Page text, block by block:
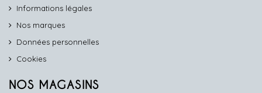
Informations légales
Nos marques
Données personnelles
Cookies
NOS MAGASINS